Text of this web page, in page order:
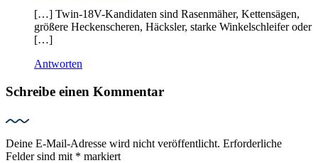
[…] Twin-18V-Kandidaten sind Rasenmäher, Kettensägen,
größere Heckenscheren, Häcksler, starke Winkelschleifer oder
[…]
Antworten
Schreibe einen Kommentar
Deine E-Mail-Adresse wird nicht veröffentlicht. Erforderliche
Felder sind mit * markiert